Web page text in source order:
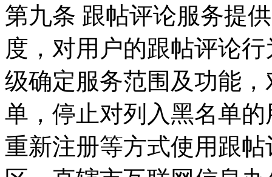
第九条 跟帖评论服务提
度，对用户的跟帖评论
级确定服务范围及功能
单，停止对列入黑名单
重新注册等方式使用跟